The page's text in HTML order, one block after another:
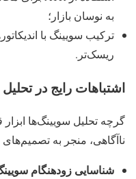
به نوسان بازار؛
ریسک‌تر.
اشتباهات رایج در
گرچه تحلیل سویینگ‌ها
ناآگاهی، منجر به
شناسایی زودهنگام